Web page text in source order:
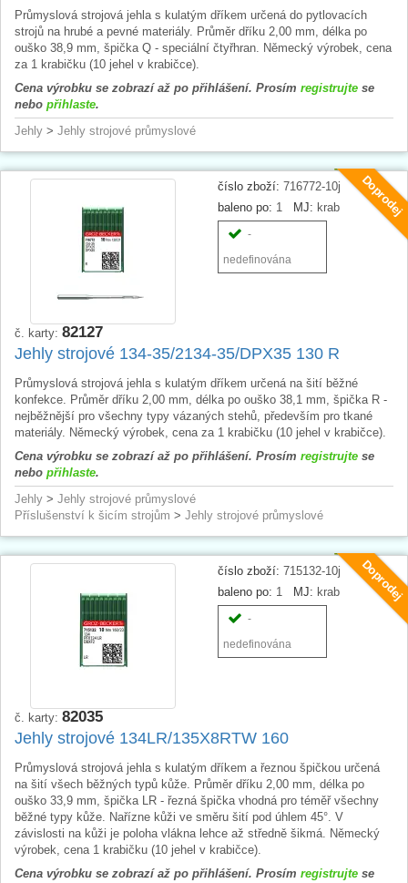
Průmyslová strojová jehla s kulatým dříkem určená do pytlovacích
strojů na hrubé a pevné materiály. Průměr dříku 2,00 mm, délka po
ouško 38,9 mm, špička Q - speciální čtyřhran. Německý výrobek, cena
za 1 krabičku (10 jehel v krabičce).
Cena výrobku se zobrazí až po přihlášení. Prosím registrujte se
nebo přihlaste.
Jehly > Jehly strojové průmyslové
Doprodej
číslo zboží: 716772-10j
baleno po: 1 MJ: krab
-
nedefinována
č. karty: 82127
Jehly strojové 134-35/2134-35/DPX35 130 R
Průmyslová strojová jehla s kulatým dříkem určená na šití běžné
konfekce. Průměr dříku 2,00 mm, délka po ouško 38,1 mm, špička R -
nejběžnější pro všechny typy vázaných stehů, především pro tkané
materiály. Německý výrobek, cena za 1 krabičku (10 jehel v krabičce).
Cena výrobku se zobrazí až po přihlášení. Prosím registrujte se
nebo přihlaste.
Jehly > Jehly strojové průmyslové
Příslušenství k šicím strojům > Jehly strojové průmyslové
Doprodej
číslo zboží: 715132-10j
baleno po: 1 MJ: krab
-
nedefinována
č. karty: 82035
Jehly strojové 134LR/135X8RTW 160
Průmyslová strojová jehla s kulatým dříkem a řeznou špičkou určená
na šití všech běžných typů kůže. Průměr dříku 2,00 mm, délka po
ouško 33,9 mm, špička LR - řezná špička vhodná pro téměř všechny
běžné typy kůže. Nařízne kůži ve směru šití pod úhlem 45°. V
závislosti na kůži je poloha vlákna lehce až středně šikmá. Německý
výrobek, cena 1 krabičku (10 jehel v krabičce).
Cena výrobku se zobrazí až po přihlášení. Prosím registrujte se